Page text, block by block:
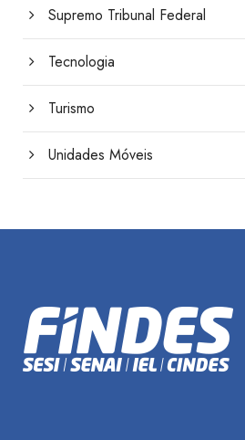
Supremo Tribunal Federal
Tecnologia
Turismo
Unidades Móveis